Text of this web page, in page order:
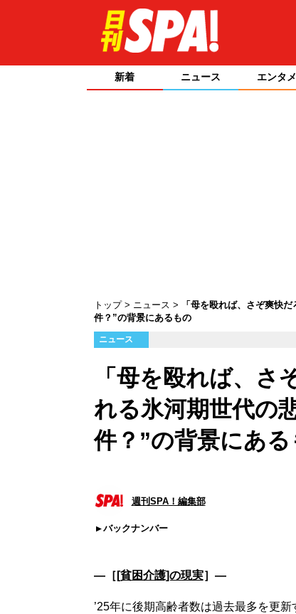
新着 ニュース エンタメ
トップ ニュース
「母を殴れば、さぞ爽快
件？”の背景にあるもの
ニュース
「母を殴れば、さ
れる氷河期世代の
件？”の背景にあ
週刊SPA！編集部
バックナンバー
―［ [貧困介護]の現実］―
’25年に後期高齢者数は過去最多を更